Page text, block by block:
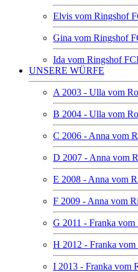
Elvis vom Ringshof
Gina vom Ringshof
Ida vom Ringshof
UNSERE WÜRFE
A 2003 - Ulla vom
B 2004 - Ulla vom
C 2006 - Anna vom
D 2007 - Anna vom
E 2008 - Anna vom
F 2009 - Anna vom
G 2011 - Franka
H 2012 - Franka
I 2013 - Franka vom